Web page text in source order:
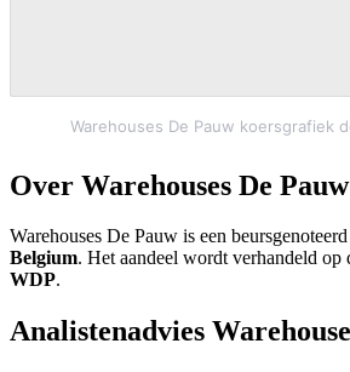
Warehouses De Pauw koersgrafiek
Over Warehouses De Pauw
Warehouses De Pauw is een
Belgium. Het aandeel wordt verhandeld op
WDP.
Analistenadvies